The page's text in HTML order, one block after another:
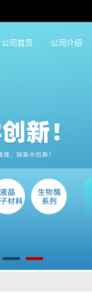
公司首页 公司介绍